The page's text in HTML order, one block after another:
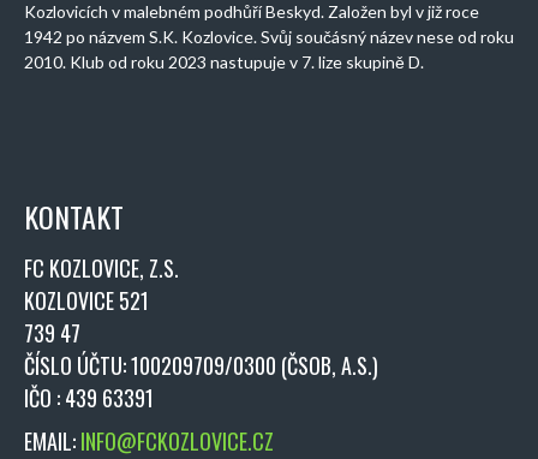
Kozlovicích v malebném podhůří Beskyd. Založen byl v již roce
1942 po názvem S.K. Kozlovice. Svůj součásný název nese od roku
2010. Klub od roku 2023 nastupuje v 7. lize skupině D.
KONTAKT
FC KOZLOVICE, Z.S.
KOZLOVICE 521
739 47
ČÍSLO ÚČTU: 100209709/0300 (ČSOB, A.S.)
IČO : 439 63391
EMAIL:INFO@FCKOZLOVICE.CZ